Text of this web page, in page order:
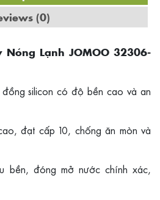
(0)
Nóng Lạnh JOMOO 32306-
silicon có độ bền cao và an
đạt cấp 10, chống ăn mòn và
bền, đóng mở nước chính xác,